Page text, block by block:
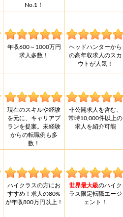
No.1！
年収600～1000万円
求人多数！
ヘッドハンターから
の高年収求人のスカ
ウトが人気！
現在のスキルや経験
を元に、キャリアプ
ランを提案。未経験
からの転職例も多
数！
非公開求人を含む、
常時10,000件以上の
求人を紹介可能
ハイクラスの方にお
すすめ！求人の80%
が年収800万円以上！
世界最大級のハイク
ラス限定転職エージ
ェント！